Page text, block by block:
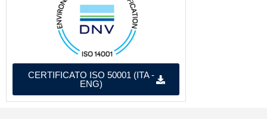
CERTIFICATO ISO 50001 (ITA -
ENG)